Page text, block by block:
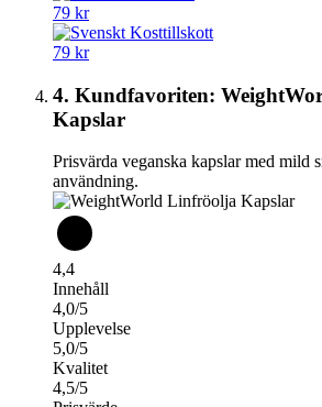
79 kr
79 kr
4. Kundfavoriten:
Kapslar
Prisvärda veganska kapslar med mild
användning.
4,4
Innehåll
4,0/5
Upplevelse
5,0/5
Kvalitet
4,5/5